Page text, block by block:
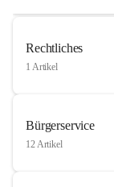
Rechtliches
1 Artikel
Bürgerservice
12 Artikel